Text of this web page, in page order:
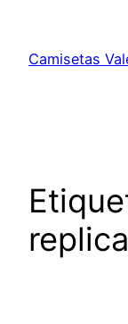
contenido
Camisetas